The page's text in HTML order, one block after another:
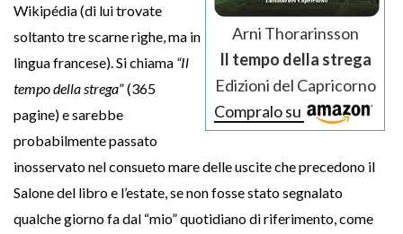
Arni Thorarinsson
Il tempo della strega
Edizioni del Capricorno
Compralo su
Wikipédia (di lui trovate
soltanto tre scarne righe, ma in
lingua francese). Si chiama “Il
tempo della strega” (365
pagine) e sarebbe
probabilmente passato
inosservato nel consueto mare delle uscite che precedono il
Salone del libro e l’estate, se non fosse stato segnalato
qualche giorno fa dal “mio” quotidiano di riferimento, come